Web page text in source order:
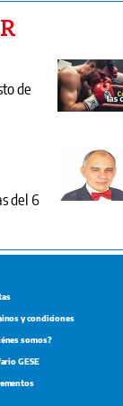
de
del 6
y condiciones
somos?
GESE